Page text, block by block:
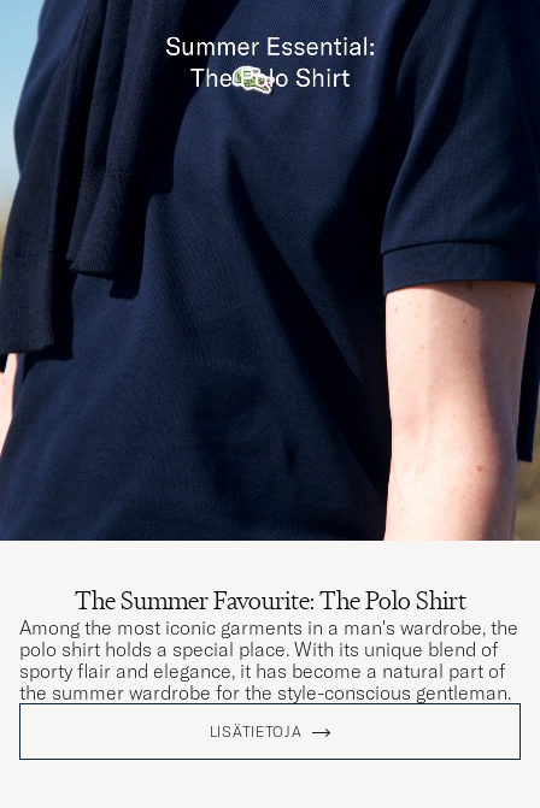
The Summer Favourite: The Polo Shirt
Among the most iconic garments in a man's wardrobe, the
polo shirt holds a special place. With its unique blend of
sporty flair and elegance, it has become a natural part of
the summer wardrobe for the style-conscious gentleman.
LISÄTIETOJA